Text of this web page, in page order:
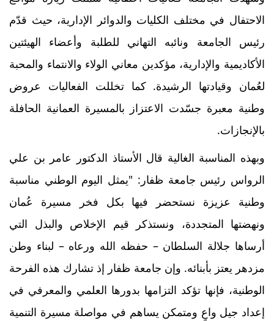
الاحتفال في مختلف الكليات والدوائر الإدارية، حيث قدّم
رئيس الجامعة ونائبه التهاني للطلبة وأعضاء الهيئتين
الأكاديمية والإدارية، مؤكدين معاني الولاء والانتماء والمحبة
لعُمان وقيادتها الرشيدة. كما تخللت الفعاليات عروض
وطنية معبرة جسّدت الاعتزاز بالمسيرة العمانية الحافلة
بالإنجازات.
وبهذه المناسبة الغالية قال الأستاذ الدكتور عامر بن علي
الرواس رئيس جامعة ظفار: "يمثل اليوم الوطني مناسبة
وطنية عزيزة نستحضر فيها بكل فخر مسيرة عُمان
ونهضتها المتجددة، ونستذكر قيم الإخلاص والبذل التي
أرساها جلالة السلطان – حفظه الله ورعاه – لبناء وطن
مزدهر يعتز بأبنائه. وإن جامعة ظفار إذ تشارك هذه الفرحة
الوطنية، فإنها تؤكد التزامها بدورها العلمي والمعرفي في
إعداد جيل واعٍ ومتمكن يساهم في مواصلة مسيرة التنمية